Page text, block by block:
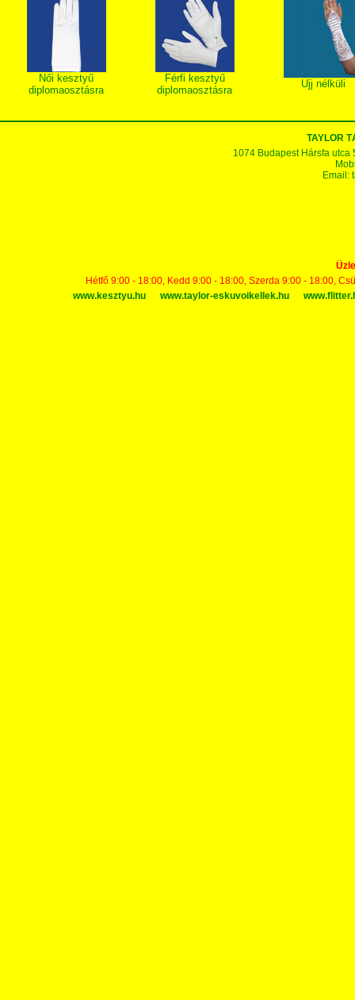
Női kesztyű
diplomaosztásra
Férfi kesztyű
diplomaosztásra
Ujj nélküli
TAYLOR
1074 Budapest Hársfa utca
Email:
Hétfő 9:00 - 18:00, Kedd 9:00 - 18:00, Szerda 9:00 - 18:00,
www.kesztyu.hu
www.taylor-eskuvoikellek.hu